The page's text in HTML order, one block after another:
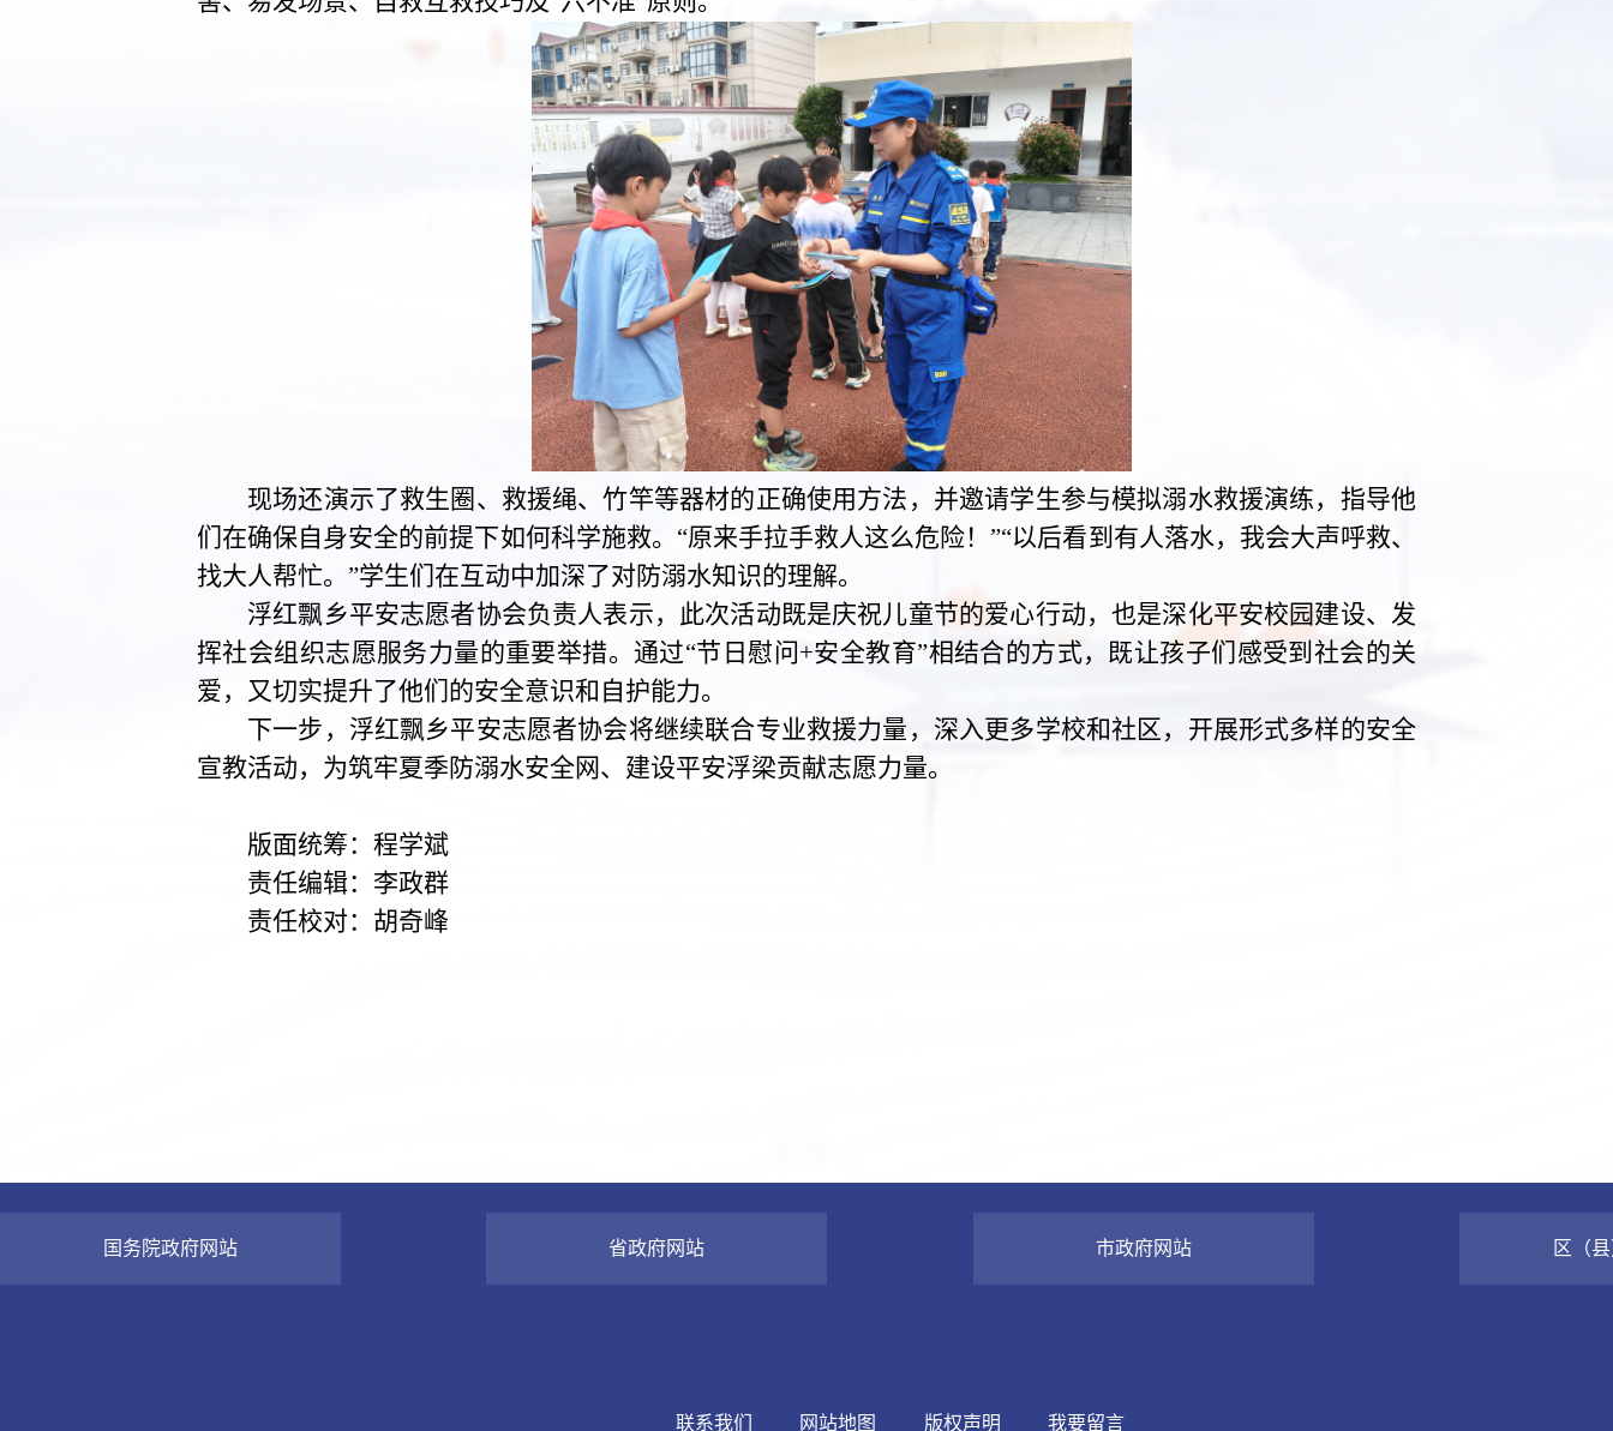
现场还演示了救生圈、救援绳、竹竿等器材的正确使用方法，并邀请学生参与模拟溺水救援演练，指导他
们在确保自身安全的前提下如何科学施救。“原来手拉手救人这么危险！”“以后看到有人落水，我会大声呼救、
找大人帮忙。”学生们在互动中加深了对防溺水知识的理解。
浮红飘乡平安志愿者协会负责人表示，此次活动既是庆祝儿童节的爱心行动，也是深化平安校园建设、发
挥社会组织志愿服务力量的重要举措。通过“节日慰问+安全教育”相结合的方式，既让孩子们感受到社会的关
爱，又切实提升了他们的安全意识和自护能力。
下一步，浮红飘乡平安志愿者协会将继续联合专业救援力量，深入更多学校和社区，开展形式多样的安全
宣教活动，为筑牢夏季防溺水安全网、建设平安浮梁贡献志愿力量。
版面统筹：程学斌
责任编辑：李政群
责任校对：胡奇峰
国务院政府网站 省政府网站 市政府网站 区（
联系我们 网站地图 版权声明 我要留言